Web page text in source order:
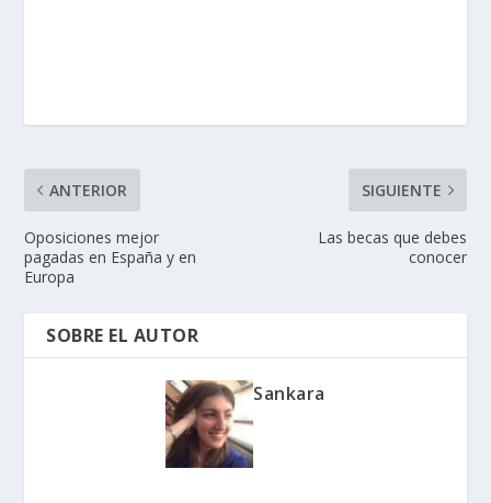
ANTERIOR
Oposiciones mejor
pagadas en España y en
Europa
SIGUIENTE
Las becas que debes
conocer
SOBRE EL AUTOR
Sankara